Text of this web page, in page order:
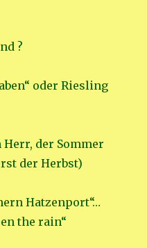
?
oder Riesling
Herr, der Sommer
der Herbst)
Hatzenport“…
the rain“